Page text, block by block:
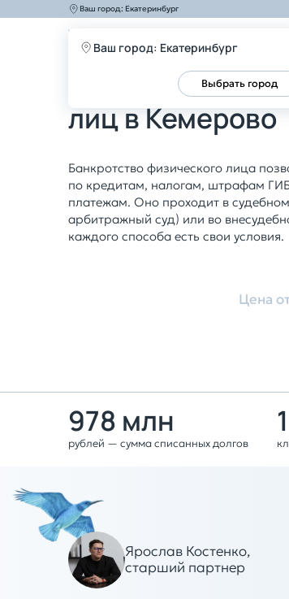
Ваш город: Екатеринбург
Ваш город: Екатеринбург
Выбрать город
Главная
Банкротство
лиц в Кемерово
Банкротство физического лица
по кредитам, налогам, штрафам
платежам. Оно проходит в
арбитражный суд) или во
каждого способа есть свои условия.
Цена
978 млн
рублей — сумма списанных долгов
Ярослав Костенко,
старший партнер